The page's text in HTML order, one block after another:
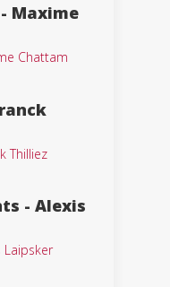
Maxime
Chattam
Thilliez
- Alexis
Laipsker